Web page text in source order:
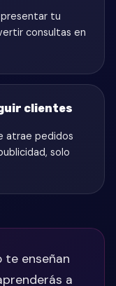
presentar tu
consultas en
clientes
atrae pedidos
solo
te enseñan
a